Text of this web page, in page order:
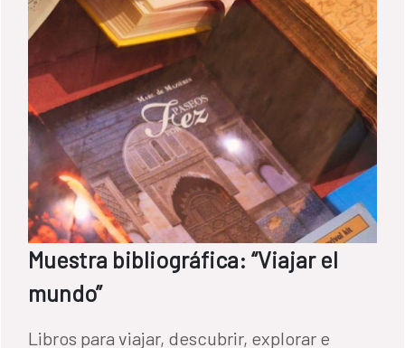
Muestra bibliográfica: “Viajar el
mundo”
Libros para viajar, descubrir, explorar e